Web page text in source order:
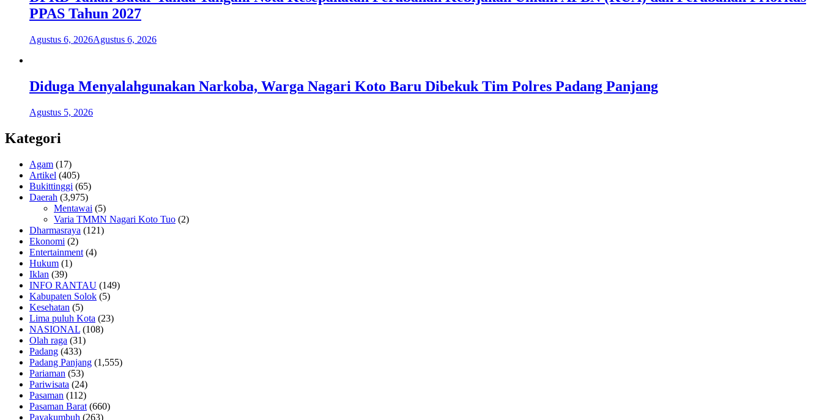
PPAS Tahun 2027
Agustus 6, 2026Agustus 6, 2026
Diduga Menyalahgunakan Narkoba, Warga Nagari Koto Baru Dibekuk Tim Polres Padang Panjang
Agustus 5, 2026
Kategori
Agam (17)
Artikel (405)
Bukittinggi (65)
Daerah (3,975)
Mentawai (5)
Varia TMMN Nagari Koto Tuo (2)
Dharmasraya (121)
Ekonomi (2)
Entertainment (4)
Hukum (1)
Iklan (39)
INFO RANTAU (149)
Kabupaten Solok (5)
Kesehatan (5)
Lima puluh Kota (23)
NASIONAL (108)
Olah raga (31)
Padang (433)
Padang Panjang (1,555)
Pariaman (53)
Pariwisata (24)
Pasaman (112)
Pasaman Barat (660)
Payakumbuh (263)